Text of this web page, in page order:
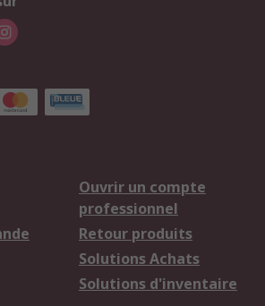
Ouvrir un compte
professionnel
Retour produits
Solutions Achats
Solutions d'inventaire